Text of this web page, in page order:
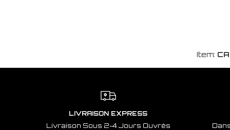
Item:
LIVRAISON EXPRESS
Livraison Sous 2-4 Jours Ouvrés